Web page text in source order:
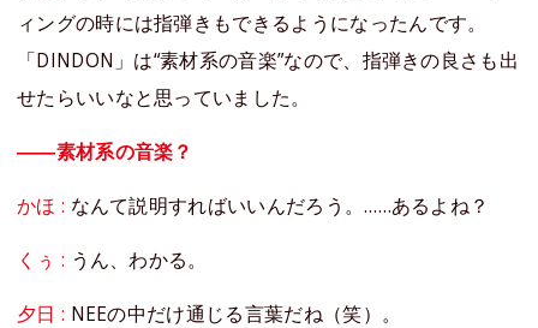
ィングの時には指弾きもできるようになったんです。
「DINDON」は“素材系の音楽”なので、指弾きの良さも出
せたらいいなと思っていました。
――素材系の音楽？
かほ : なんて説明すればいいんだろう。……あるよね？
くぅ : うん、わかる。
夕日 : NEEの中だけ通じる言葉だね（笑）。